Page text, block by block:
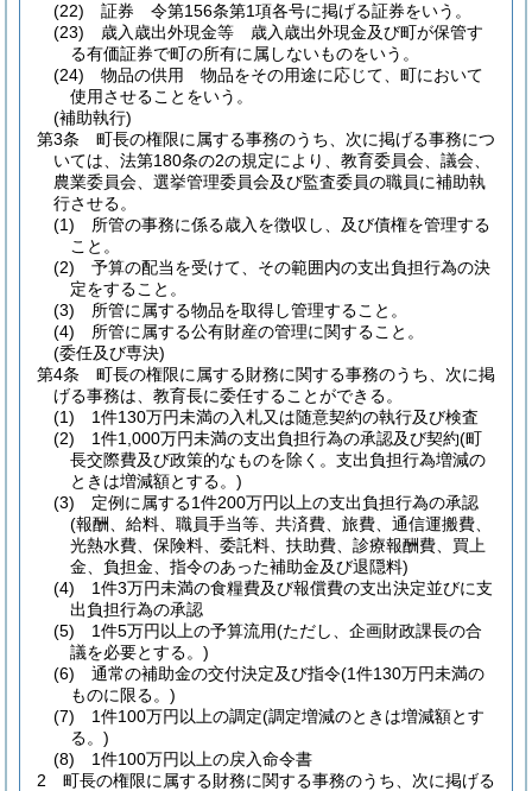
(22)
証券 令第156条第1項各号に掲げる証券をいう。
(23)
歳入歳出外現金等 歳入歳出外現金及び町が保管す
る有価証券で町の所有に属しないものをいう。
(24)
物品の供用 物品をその用途に応じて、町において
使用させることをいう。
(補助執行)
第3条
町長の権限に属する事務のうち、次に掲げる事務につ
いては、法第180条の2の規定により、教育委員会、議会、
農業委員会、選挙管理委員会及び監査委員の職員に補助執
行させる。
(1)
所管の事務に係る歳入を徴収し、及び債権を管理する
こと。
(2)
予算の配当を受けて、その範囲内の支出負担行為の決
定をすること。
(3)
所管に属する物品を取得し管理すること。
(4)
所管に属する公有財産の管理に関すること。
(委任及び専決)
第4条
町長の権限に属する財務に関する事務のうち、次に掲
げる事務は、教育長に委任することができる。
(1)
1件130万円未満の入札又は随意契約の執行及び検査
(2)
1件1,000万円未満の支出負担行為の承認及び契約(町
長交際費及び政策的なものを除く。支出負担行為増減の
ときは増減額とする。)
(3)
定例に属する1件200万円以上の支出負担行為の承認
(報酬、給料、職員手当等、共済費、旅費、通信運搬費、
光熱水費、保険料、委託料、扶助費、診療報酬費、買上
金、負担金、指令のあった補助金及び退隠料)
(4)
1件3万円未満の食糧費及び報償費の支出決定並びに支
出負担行為の承認
(5)
1件5万円以上の予算流用(ただし、企画財政課長の合
議を必要とする。)
(6)
通常の補助金の交付決定及び指令(1件130万円未満の
ものに限る。)
(7)
1件100万円以上の調定(調定増減のときは増減額とす
る。)
(8)
1件100万円以上の戻入命令書
2
町長の権限に属する財務に関する事務のうち、次に掲げる